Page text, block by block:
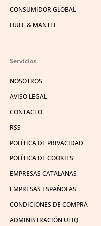
CONSUMIDOR GLOBAL
HULE & MANTEL
Servicios
NOSOTROS
AVISO LEGAL
CONTACTO
RSS
POLÍTICA DE PRIVACIDAD
POLÍTICA DE COOKIES
EMPRESAS CATALANAS
EMPRESAS ESPAÑOLAS
CONDICIONES DE COMPRA
ADMINISTRACIÓN UTIQ